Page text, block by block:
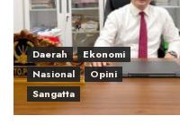
dan
Perkuat
Kaderisasi
HMI
Daerah
Ekonomi
Nasional
Opini
Sangatta